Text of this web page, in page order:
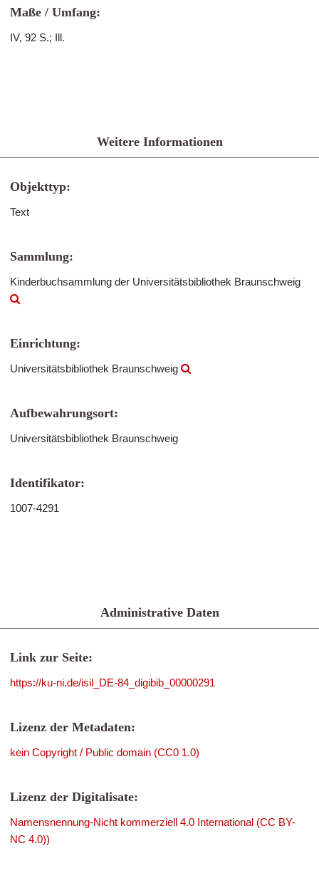
Maße / Umfang:
IV, 92 S.; Ill.
Weitere Informationen
Objekttyp:
Text
Sammlung:
Kinderbuchsammlung der Universitätsbibliothek Braunschweig
Einrichtung:
Universitätsbibliothek Braunschweig
Aufbewahrungsort:
Universitätsbibliothek Braunschweig
Identifikator:
1007-4291
Administrative Daten
Link zur Seite:
https://ku-ni.de/isil_DE-84_digibib_00000291
Lizenz der Metadaten:
kein Copyright / Public domain (CC0 1.0)
Lizenz der Digitalisate:
Namensnennung-Nicht kommerziell 4.0 International (CC BY-
NC 4.0))